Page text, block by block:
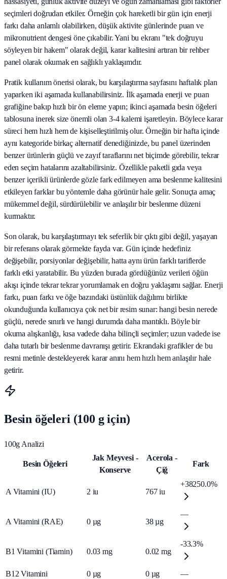
seçimleri doğrudan etkiler. Örneğin çok hareketli bir gün için enerji
farkı daha anlamlı olabilirken, düşük aktivite günlerinde puan ve
mikronutrient dengesi öne çıkabilir. Yani bu ekranı "tek doğruyu
söyleyen bir hakem" olarak değil, karar kalitesini artıran bir rehber
panel olarak okumak en sağlıklı yaklaşımdır.
Pratik kullanım önerisi olarak, bu karşılaştırma sayfasını haftalık plan
yaparken iki aşamada kullanabilirsiniz. İlk aşamada enerji ve puan
grafiğine bakıp hızlı bir ön eleme yapın; ikinci aşamada besin öğeleri
tablosuna inerek size önemli olan 3-4 kalemi işaretleyin. Böylece karar
süreci hem hızlı hem de kişiselleştirilmiş olur. Örneğin bir hafta içinde
aynı kategoride birkaç alternatif denediğinizde, bu panel üzerinden
benzer ürünlerin güçlü ve zayıf taraflarını net biçimde görebilir, tekrar
eden seçim hatalarını azaltabilirsiniz. Özellikle paketli gıda veya
benzer içerikli ürünlerde gözle fark edilmeyen ama beslenme kalitesini
etkileyen farklar bu yöntemle daha görünür hale gelir. Sonuçta amaç
mükemmel değil, sürdürülebilir ve anlaşılır bir beslenme düzeni
kurmaktır.
Son olarak, bu karşılaştırmayı tek seferlik bir çıktı gibi değil, yaşayan
bir referans olarak görmekte fayda var. Gün içinde hedefiniz
değişebilir, porsiyonlar değişebilir, hatta aynı ürün farklı tariflerde
farklı etki yaratabilir. Bu yüzden burada gördüğünüz verileri öğün
akışı içinde tekrar tekrar yorumlamak en doğru yaklaşımı sağlar. Enerji
farkı, puan farkı ve öğe bazındaki üstünlük dağılımı birlikte
okunduğunda kullanıcıya çok net bir resim sunar: hangi besin nerede
güçlü, nerede sınırlı ve hangi durumda daha mantıklı. Böyle bir
okuma alışkanlığı, kısa vadede daha bilinçli seçimler; uzun vadede ise
daha tutarlı bir beslenme davranışı getirir. Ekrandaki grafikler de bu
resmi metinle destekleyerek karar anını hem hızlı hem anlaşılır hale
getirir.
Besin öğeleri (100 g için)
100g Analizi
Besin Öğeleri
Jak Meyvesi -
Konserve
Acerola -
Çiğ
Fark
A Vitamini (IU) 2 iu 767 iu
+38250.0%
A Vitamini (RAE) 0 µg 38 µg
—
B1 Vitamini (Tiamin) 0.03 mg 0.02 mg
-33.3%
B12 Vitamini 0 µg 0 µg —